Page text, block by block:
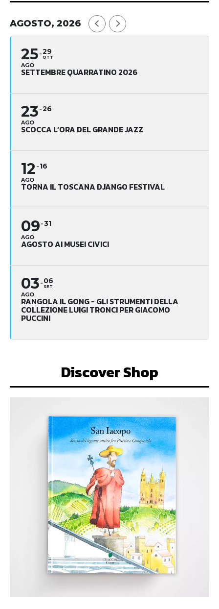
AGOSTO, 2026
25
AGO
29
OTT
SETTEMBRE QUARRATINO 2026
23
AGO
26
SCOCCA L’ORA DEL GRANDE JAZZ
12
AGO
16
TORNA IL TOSCANA DJANGO FESTIVAL
09
AGO
31
AGOSTO AI MUSEI CIVICI
03
AGO
06
SET
RANGOLA IL GONG - GLI STRUMENTI DELLA
COLLEZIONE LUIGI TRONCI PER GIACOMO
PUCCINI
Discover Shop